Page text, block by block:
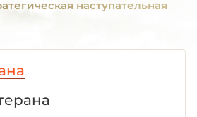
наступательная